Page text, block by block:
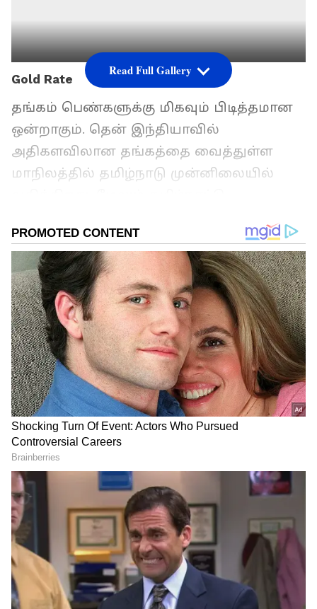
Gold Rate
தங்கம் பெண்களுக்கு மிகவும் பிடித்தமான
ஒன்றாகும். தென் இந்தியாவில்
அதிகளவிலான தங்கத்தை வைத்துள்ள
மாநிலத்தில் தமிழ்நாடு முன்னிலையில்
மிகவும் அதிகம் என்பது அனைவரும்
அறிந்த ஒன்றே. இந்நிலையில், தங்கம்
விலை கடந்த இரண்டு நாட்களாக குறைந்து
வருகிறது.
ஏசியாநெட் தமிழ்-ஐ உங்கள் முதன்மைத்
தேர்வாக்குங்கள்
Read Full Gallery